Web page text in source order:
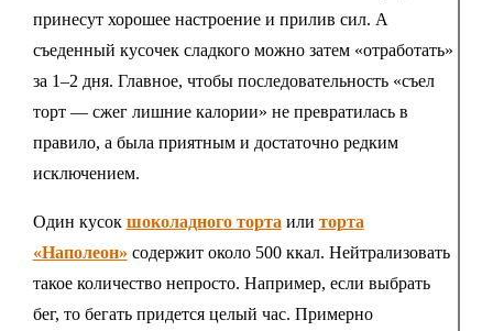
принесут хорошее настроение и прилив сил. А
съеденный кусочек сладкого можно затем «отработать»
за 1–2 дня. Главное, чтобы последовательность «съел
торт — сжег лишние калории» не превратилась в
правило, а была приятным и достаточно редким
исключением.
Один кусок шоколадного торта или торта
«Наполеон» содержит около 500 ккал. Нейтрализовать
такое количество непросто. Например, если выбрать
бег, то бегать придется целый час. Примерно